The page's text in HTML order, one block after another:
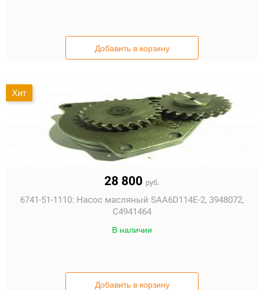
Добавить в корзину
Хит
28 800 руб.
6741-51-1110: Насос масляный SAA6D114E-2, 3948072,
С4941464
В наличии
Добавить в корзину